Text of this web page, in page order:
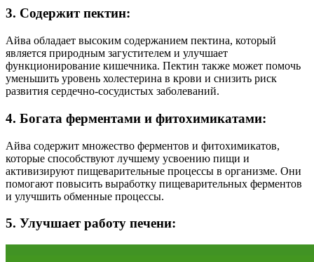
3. Содержит пектин:
Айва обладает высоким содержанием пектина, который
является природным загустителем и улучшает
функционирование кишечника. Пектин также может помочь
уменьшить уровень холестерина в крови и снизить риск
развития сердечно-сосудистых заболеваний.
4. Богата ферментами и фитохимикатами:
Айва содержит множество ферментов и фитохимикатов,
которые способствуют лучшему усвоению пищи и
активизируют пищеварительные процессы в организме. Они
помогают повысить выработку пищеварительных ферментов
и улучшить обменные процессы.
5. Улучшает работу печени: